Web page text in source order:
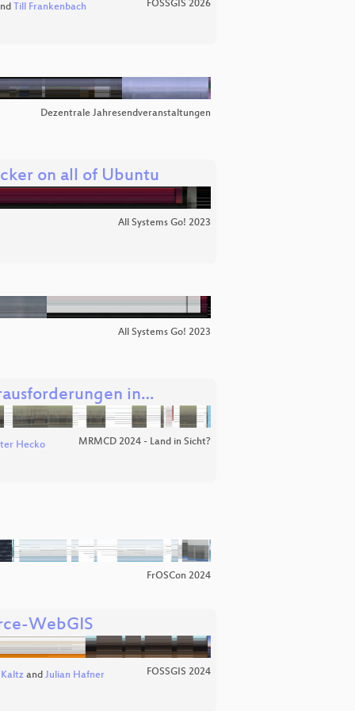
Till Frankenbach FOSSGIS 2026
Dezentrale Jahresendveranstaltungen
on all of Ubuntu
All Systems Go! 2023
All Systems Go! 2023
in…
Hecko MRMCD 2024 - Land in Sicht?
FrOSCon 2024
WebGIS
and Julian Hafner FOSSGIS 2024